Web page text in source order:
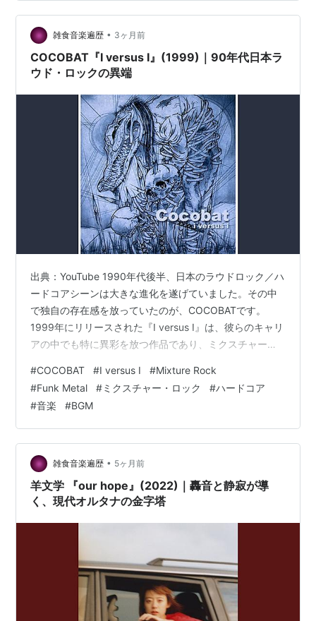
映像と…
雑食音楽遍歴 • 3ヶ月前
COCOBAT『I versus I』(1999)｜90年代日本ラ
ウド・ロックの異端
出典：YouTube 1990年代後半、日本のラウドロック／ハ
ードコアシーンは大きな進化を遂げていました。その中
で独自の存在感を放っていたのが、COCOBATです。
1999年にリリースされた『I versus I』は、彼らのキャリ
アの中でも特に異彩を放つ作品であり、ミクスチャー・
るジャンルレスな一枚となっています。
#COCOBAT #I versus I #Mixture Rock
#Funk Metal #ミクスチャー・ロック #ハードコア
#音楽 #BGM
雑食音楽遍歴 • 5ヶ月前
羊文学 『our hope』(2022)｜轟音と静寂が導
く、現代オルタナの金字塔